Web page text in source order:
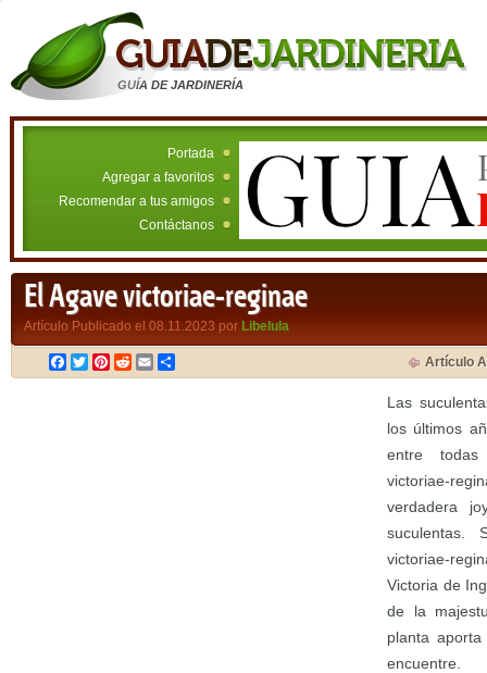
GUÍA DE JARDINERÍA
Portada
Agregar a favoritos
Recomendar a tus amigos
Contáctanos
El Agave victoriae-reginae
Artículo Publicado el 08.11.2023 por Libelula
Facebook
TwitterPinterest
RedditEmail Artículo
Las
los últimos
entre
victoriae-
verdadera
suculentas.
victoriae-
Victoria de
de la
planta
encuentre.